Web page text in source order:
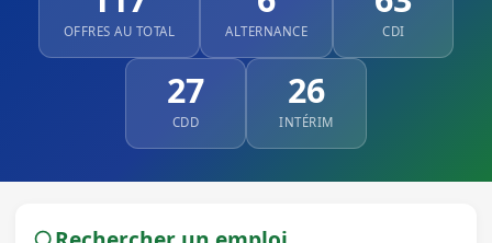
OFFRES AU TOTAL ALTERNANCE CDI
27
CDD
26
INTÉRIM